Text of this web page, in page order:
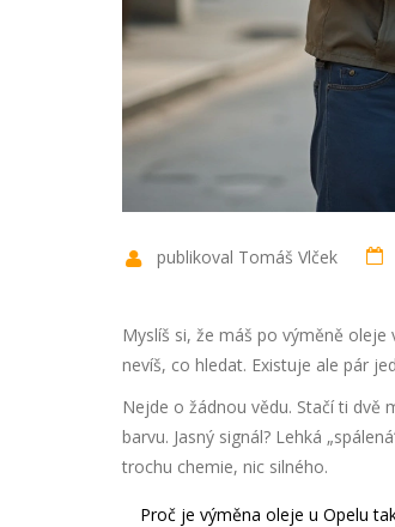
publikoval Tomáš Vlček
Myslíš si, že máš po výměně
nevíš, co hledat. Existuje ale pár
Nejde o žádnou vědu. Stačí ti dvě
barvu. Jasný signál? Lehká
trochu chemie, nic silného.
Proč je výměna oleje u Opelu